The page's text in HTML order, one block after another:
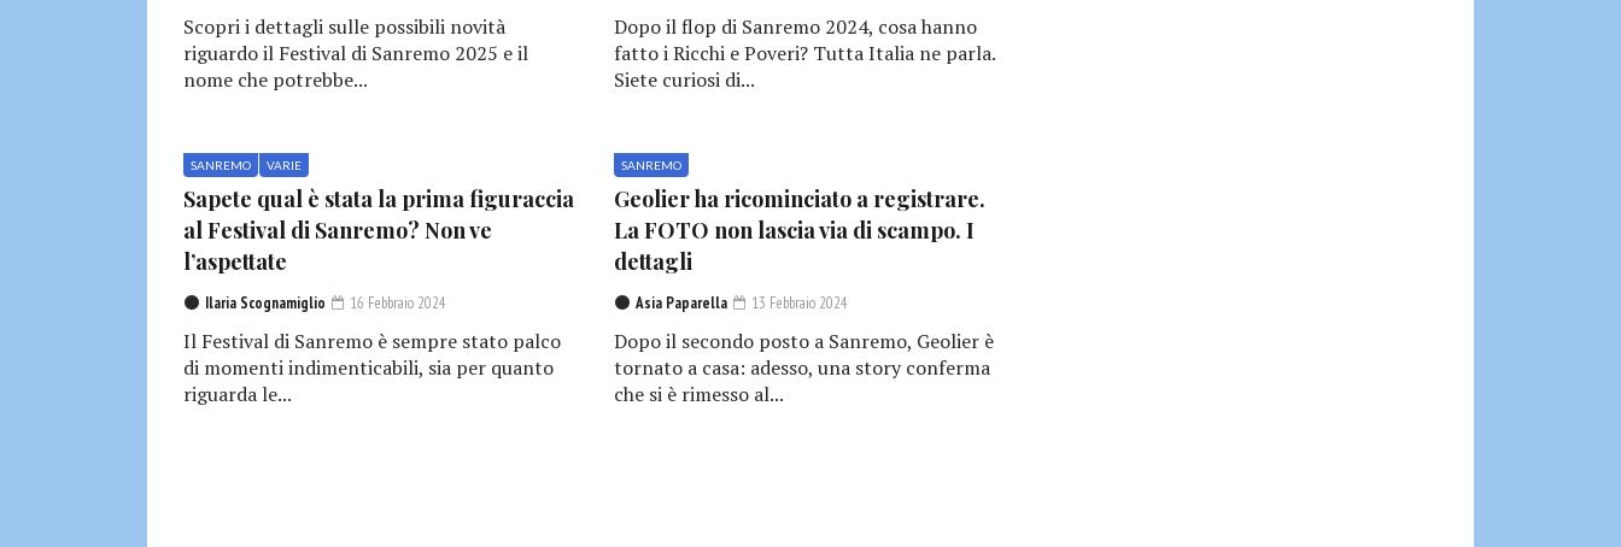
Scopri i dettagli sulle possibili novità
riguardo il Festival di Sanremo 2025 e il
nome che potrebbe...
Dopo il flop di Sanremo 2024, cosa hanno
fatto i Ricchi e Poveri? Tutta Italia ne parla.
Siete curiosi di...
SANREMO VARIE
Sapete qual è stata la prima figuraccia
al Festival di Sanremo? Non ve
l’aspettate
Ilaria Scognamiglio 16 Febbraio 2024
Il Festival di Sanremo è sempre stato palco
di momenti indimenticabili, sia per quanto
riguarda le...
SANREMO
Geolier ha ricominciato a registrare.
La FOTO non lascia via di scampo. I
dettagli
Asia Paparella 13 Febbraio 2024
Dopo il secondo posto a Sanremo, Geolier è
tornato a casa: adesso, una story conferma
che si è rimesso al...